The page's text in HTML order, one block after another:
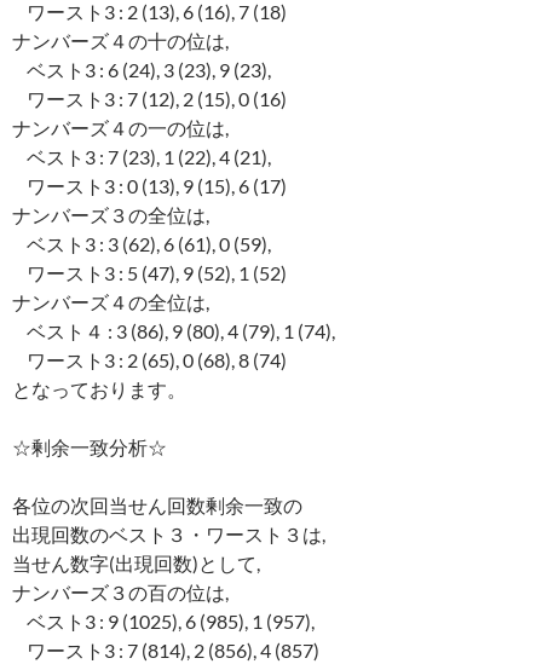
ワースト3 : 2 (13), 6 (16), 7 (18)
ナンバーズ４の十の位は,
ベスト3 : 6 (24), 3 (23), 9 (23),
ワースト3 : 7 (12), 2 (15), 0 (16)
ナンバーズ４の一の位は,
ベスト3 : 7 (23), 1 (22), 4 (21),
ワースト3 : 0 (13), 9 (15), 6 (17)
ナンバーズ３の全位は,
ベスト3 : 3 (62), 6 (61), 0 (59),
ワースト3 : 5 (47), 9 (52), 1 (52)
ナンバーズ４の全位は,
ベスト４ : 3 (86), 9 (80), 4 (79), 1 (74),
ワースト3 : 2 (65), 0 (68), 8 (74)
となっております。
☆剰余一致分析☆
各位の次回当せん回数剰余一致の
出現回数のベスト３・ワースト３は,
当せん数字(出現回数)として,
ナンバーズ３の百の位は,
ベスト3 : 9 (1025), 6 (985), 1 (957),
ワースト3 : 7 (814), 2 (856), 4 (857)